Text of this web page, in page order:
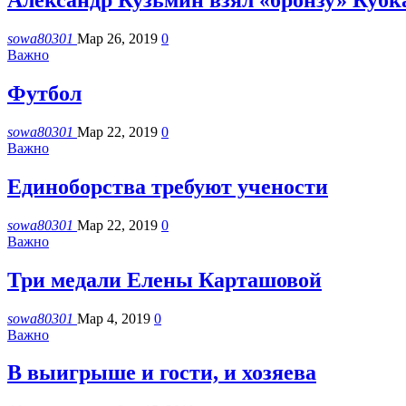
sowa80301 Мар 26, 2019 0
Важно
Футбол
sowa80301 Мар 22, 2019 0
Важно
Единоборства требуют учености
sowa80301 Мар 22, 2019 0
Важно
Три медали Елены Карташовой
sowa80301 Мар 4, 2019 0
Важно
В выигрыше и гости, и хозяева